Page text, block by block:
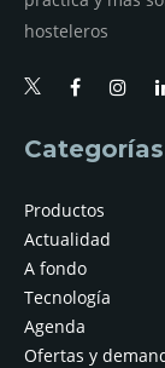
hosteleros
Categorías
Productos
Actualidad
A fondo
Tecnología
Agenda
Ofertas y